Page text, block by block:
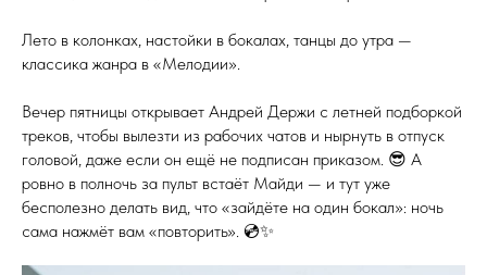
Лето в колонках, настойки в бокалах, танцы до утра —
классика жанра в «Мелодии».
Вечер пятницы открывает Андрей Держи с летней подборкой
треков, чтобы вылезти из рабочих чатов и нырнуть в отпуск
головой, даже если он ещё не подписан приказом. 😎 А
ровно в полночь за пульт встаёт Майди — и тут уже
бесполезно делать вид, что «зайдёте на один бокал»: ночь
сама нажмёт вам «повторить». 💿✨